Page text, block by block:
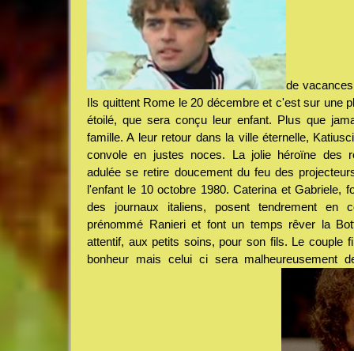
de
Ils quittent Rome le 20 décembre et c'est sur une
étoilé, que sera conçu leur enfant. Plus que
famille. A leur retour dans la ville éternelle,
convole en justes noces. La jolie héroïne des
adulée se retire doucement du feu des
l'enfant le 10 octobre 1980. Caterina et Gabriele,
des journaux italiens, posent tendrement en
prénommé Ranieri et font un temps rêver la
attentif, aux petits soins, pour son fils. Le couple
bonheur mais celui ci sera malheureusement